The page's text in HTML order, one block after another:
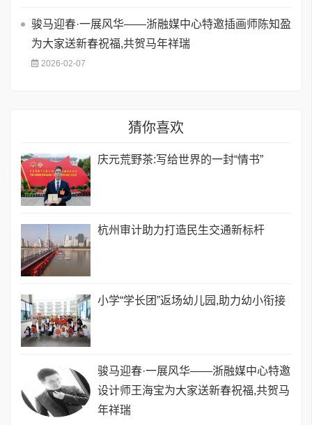
骏马迎春·一展风华——浙融媒中心特邀插画师陈知盈
为大家送新春祝福,共贺马年祥瑞
2026-02-07
猜你喜欢
庆元荒野茶:写给世界的一封“情书”
​杭州审计助力打造民生交通新标杆
小学“学长团”返场幼儿园,助力幼小衔接
骏马迎春·一展风华——浙融媒中心特邀
设计师王海宝为大家送新春祝福,共贺马
年祥瑞